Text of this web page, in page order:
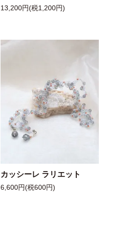
13,200円(税1,200円)
カッシーレ ラリエット
6,600円(税600円)